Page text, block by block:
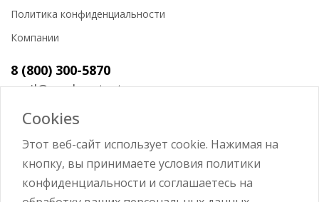
Политика конфиденциальности
Компании
8 (800) 300-5870
mail@workerstart.ru
Войти
Cookies
Этот веб-сайт использует cookie. Нажимая на
кнопку, вы принимаете условия политики
конфиденциальности и соглашаетесь на